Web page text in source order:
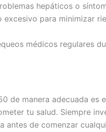
hepáticos o
excesivo para minimizar
médicos regulares
de manera adecuada es
tu salud. Siempre
antes de comenzar